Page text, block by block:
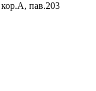
пав.203